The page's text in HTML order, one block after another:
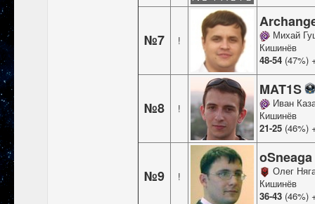
№7 !
Михай
Кишинёв
48-54 (47%)
№8 !
MAT1S
Иван
Кишинёв
21-25 (46%)
№9 !
Олег
Кишинёв
36-43 (46%)